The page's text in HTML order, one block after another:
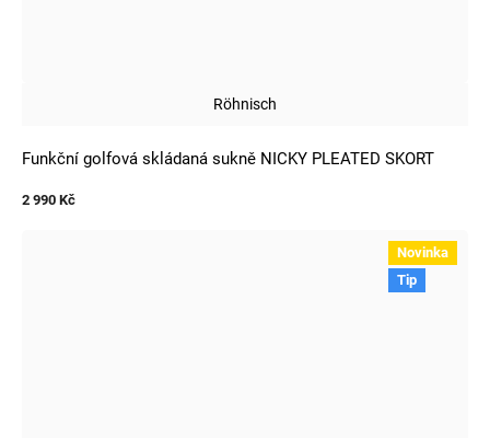
Röhnisch
Funkční golfová skládaná sukně NICKY PLEATED SKORT
2 990 Kč
Novinka
Tip